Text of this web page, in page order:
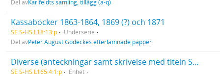
Del avKarlfeldts samling, tillägg (a-q)
Kassaböcker 1863-1864, 1869 (?) och 1871
SE S-HS L18:13:p
Underserie
Del avPeter August Gödeckes efterlämnade papper
Diverse (anteckningar samt skrivelse med titeln Söderhem, 1932)
SE S-HS L165:4:1:p
Enhet